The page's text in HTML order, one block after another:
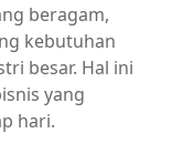
beragam,
kebutuhan
besar. Hal ini
yang
hari.